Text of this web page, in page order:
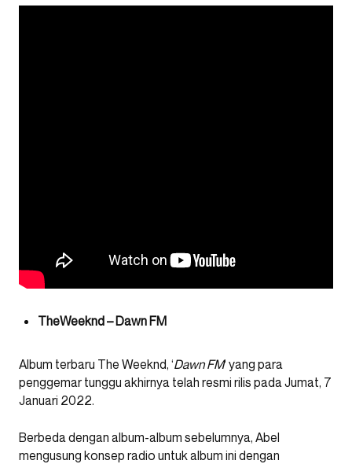
TheWeeknd – Dawn FM
Album terbaru The Weeknd, ‘Dawn FM‘ yang para
penggemar tunggu akhirnya telah resmi rilis pada Jumat, 7
Januari 2022.
Berbeda dengan album-album sebelumnya, Abel
mengusung konsep radio untuk album ini dengan